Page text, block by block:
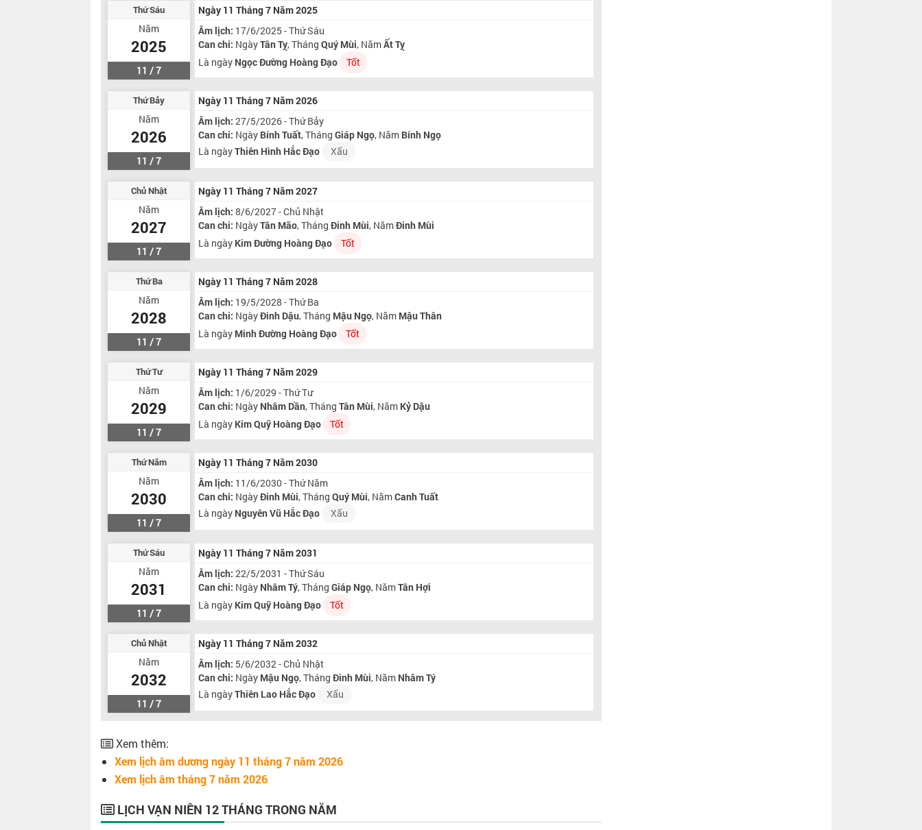
Thứ Sáu
Năm
2025
11 / 7
Ngày 11 Tháng 7 Năm 2025
Âm lịch: 17/6/2025 - Thứ Sáu
Can chi: NgàyTân Tỵ, ThángQuý Mùi, NămẤt Tỵ
Là ngày Ngọc Đường Hoàng Đạo Tốt
Thứ Bảy
Năm
2026
11 / 7
Ngày 11 Tháng 7 Năm 2026
Âm lịch: 27/5/2026 - Thứ Bảy
Can chi: Ngày Bính Tuất, ThángGiáp Ngọ, Năm Bính Ngọ
Là ngàyThiên Hình Hắc Đạo Xấu
Chủ Nhật
Năm
2027
11 / 7
Ngày 11 Tháng 7 Năm 2027
Âm lịch: 8/6/2027 - Chủ Nhật
Can chi: NgàyTân Mão, ThángĐinh Mùi, NămĐinh Mùi
Là ngày Kim Đường Hoàng Đạo Tốt
Thứ Ba
Năm
2028
11 / 7
Ngày 11 Tháng 7 Năm 2028
Âm lịch: 19/5/2028 - Thứ Ba
Can chi: NgàyĐinh Dậu, Tháng Mậu Ngọ, Năm Mậu Thân
Là ngày Minh Đường Hoàng Đạo Tốt
Thứ Tư
Năm
2029
11 / 7
Ngày 11 Tháng 7 Năm 2029
Âm lịch: 1/6/2029 - Thứ Tư
Can chi: Ngày Nhâm Dần, ThángTân Mùi, Năm Kỷ Dậu
Là ngày Kim Quỹ Hoàng Đạo Tốt
Thứ Năm
Năm
2030
11 / 7
Ngày 11 Tháng 7 Năm 2030
Âm lịch: 11/6/2030 - Thứ Năm
Can chi: NgàyĐinh Mùi, ThángQuý Mùi, NămCanh Tuất
Là ngày Nguyên Vũ Hắc Đạo Xấu
Thứ Sáu
Năm
2031
11 / 7
Ngày 11 Tháng 7 Năm 2031
Âm lịch: 22/5/2031 - Thứ Sáu
Can chi: Ngày Nhâm Tý, ThángGiáp Ngọ, NămTân Hợi
Là ngày Kim Quỹ Hoàng Đạo Tốt
Chủ Nhật
Năm
2032
11 / 7
Ngày 11 Tháng 7 Năm 2032
Âm lịch: 5/6/2032 - Chủ Nhật
Can chi: Ngày Mậu Ngọ, ThángĐinh Mùi, Năm Nhâm Tý
Là ngàyThiên Lao Hắc Đạo Xấu
Xem thêm:
Xem lịch âm dương ngày 11 tháng 7 năm 2026
Xem lịch âm tháng 7 năm 2026
LỊCH VẠN NIÊN 12 THÁNG TRONG NĂM